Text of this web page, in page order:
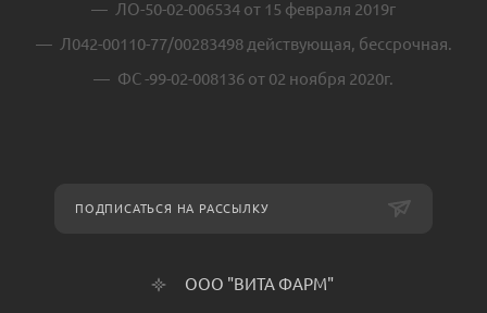
ЛО-50-02-006534 от 15 февраля 2019г
Л042-00110-77/00283498 действующая, бессрочная.
ФС -99-02-008136 от 02 ноября 2020г.
ПОДПИСАТЬСЯ НА РАССЫЛКУ
ООО "ВИТА ФАРМ"